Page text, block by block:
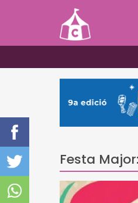
Festa